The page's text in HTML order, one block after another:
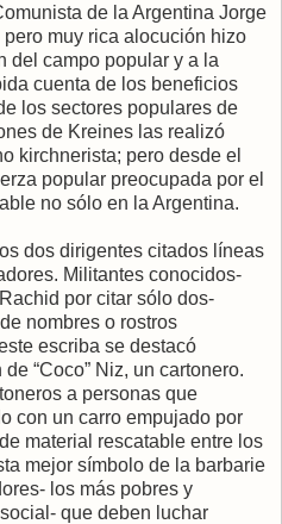
de la Argentina Jorge
muy rica alocución hizo
del campo popular y a la
cuenta de los beneficios
los sectores populares de
de Kreines las realizó
kirchnerista; pero desde el
popular preocupada por el
no sólo en la Argentina.
dos dirigentes citados líneas
Militantes conocidos-
por citar sólo dos-
nombres o rostros
escriba se destacó
“Coco” Niz, un cartonero.
a personas que
con un carro empujado por
material rescatable entre los
mejor símbolo de la barbarie
los más pobres y
que deben luchar